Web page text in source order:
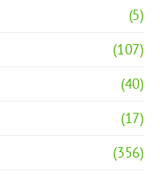
(5)
(107)
(40)
(17)
(356)